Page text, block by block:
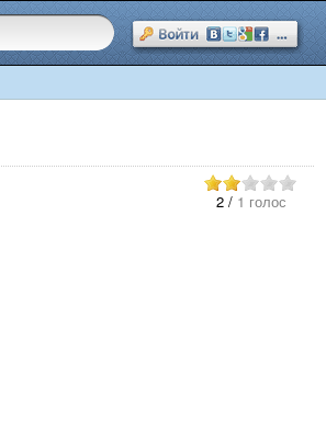
2/ 1 голос